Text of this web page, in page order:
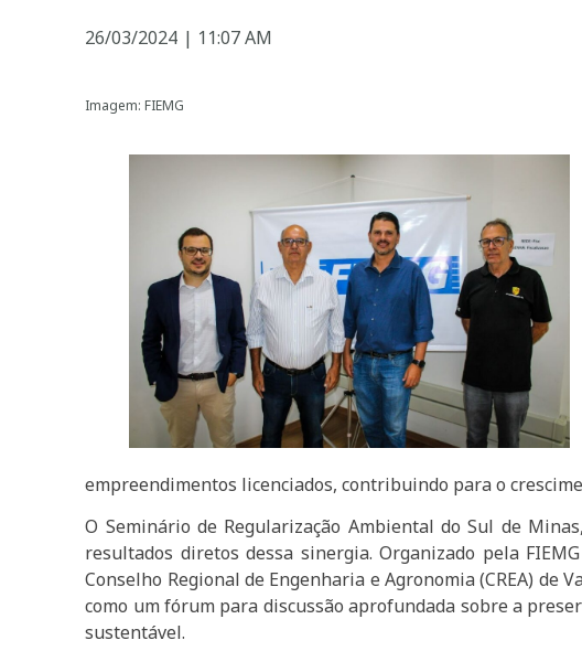
26/03/2024 | 11:07 AM
Imagem: FIEMG
empreendimentos licenciados, contribuindo para o
O Seminário de Regularização Ambiental do Sul de
resultados diretos dessa sinergia. Organizado pela
Conselho Regional de Engenharia e Agronomia (CREA) de
como um fórum para discussão aprofundada sobre a
sustentável.